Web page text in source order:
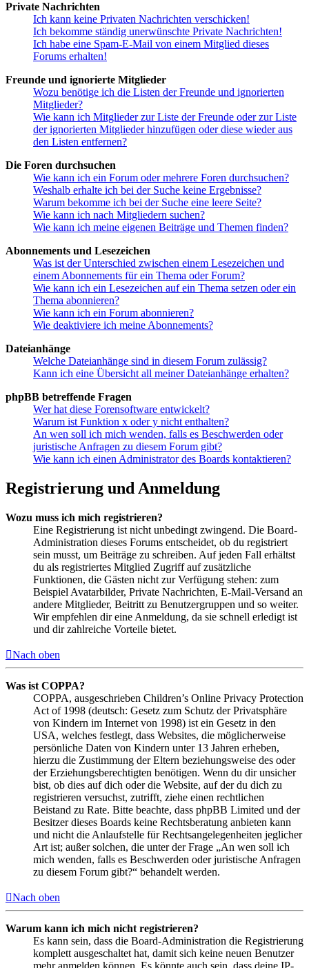
Private Nachrichten
Ich kann keine Privaten Nachrichten verschicken!
Ich bekomme ständig unerwünschte Private Nachrichten!
Ich habe eine Spam-E-Mail von einem Mitglied dieses
Forums erhalten!
Freunde und ignorierte Mitglieder
Wozu benötige ich die Listen der Freunde und ignorierten
Mitglieder?
Wie kann ich Mitglieder zur Liste der Freunde oder zur Liste
der ignorierten Mitglieder hinzufügen oder diese wieder aus
den Listen entfernen?
Die Foren durchsuchen
Wie kann ich ein Forum oder mehrere Foren durchsuchen?
Weshalb erhalte ich bei der Suche keine Ergebnisse?
Warum bekomme ich bei der Suche eine leere Seite?
Wie kann ich nach Mitgliedern suchen?
Wie kann ich meine eigenen Beiträge und Themen finden?
Abonnements und Lesezeichen
Was ist der Unterschied zwischen einem Lesezeichen und
einem Abonnements für ein Thema oder Forum?
Wie kann ich ein Lesezeichen auf ein Thema setzen oder ein
Thema abonnieren?
Wie kann ich ein Forum abonnieren?
Wie deaktiviere ich meine Abonnements?
Dateianhänge
Welche Dateianhänge sind in diesem Forum zulässig?
Kann ich eine Übersicht all meiner Dateianhänge erhalten?
phpBB betreffende Fragen
Wer hat diese Forensoftware entwickelt?
Warum ist Funktion x oder y nicht enthalten?
An wen soll ich mich wenden, falls es Beschwerden oder
juristische Anfragen zu diesem Forum gibt?
Wie kann ich einen Administrator des Boards kontaktieren?
Registrierung und Anmeldung
Wozu muss ich mich registrieren?
Eine Registrierung ist nicht unbedingt zwingend. Die Board-
Administration dieses Forums entscheidet, ob du registriert
sein musst, um Beiträge zu schreiben. Auf jeden Fall erhältst
du als registriertes Mitglied Zugriff auf zusätzliche
Funktionen, die Gästen nicht zur Verfügung stehen: zum
Beispiel Avatarbilder, Private Nachrichten, E-Mail-Versand an
andere Mitglieder, Beitritt zu Benutzergruppen und so weiter.
Wir empfehlen dir eine Anmeldung, da sie schnell erledigt ist
und dir zahlreiche Vorteile bietet.
Nach oben
Was ist COPPA?
COPPA, ausgeschrieben Children’s Online Privacy Protection
Act of 1998 (deutsch: Gesetz zum Schutz der Privatsphäre
von Kindern im Internet von 1998) ist ein Gesetz in den
USA, welches festlegt, dass Websites, die möglicherweise
persönliche Daten von Kindern unter 13 Jahren erheben,
hierzu die Zustimmung der Eltern beziehungsweise des oder
der Erziehungsberechtigten benötigen. Wenn du dir unsicher
bist, ob dies auf dich oder die Website, auf der du dich zu
registrieren versuchst, zutrifft, ziehe einen rechtlichen
Beistand zu Rate. Bitte beachte, dass phpBB Limited und der
Besitzer dieses Boards keine Rechtsberatung anbieten kann
und nicht die Anlaufstelle für Rechtsangelegenheiten jeglicher
Art ist; außer solchen, die unter der Frage „An wen soll ich
mich wenden, falls es Beschwerden oder juristische Anfragen
zu diesem Forum gibt?“ behandelt werden.
Nach oben
Warum kann ich mich nicht registrieren?
Es kann sein, dass die Board-Administration die Registrierung
komplett ausgeschaltet hat, damit sich keine neuen Benutzer